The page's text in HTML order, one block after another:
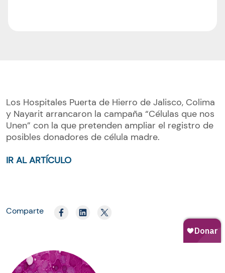
Los Hospitales Puerta de Hierro de Jalisco, Colima
y Nayarit arrancaron la campaña “Células que nos
Unen” con la que pretenden ampliar el registro de
posibles donadores de célula madre.
IR AL ARTÍCULO
Comparte